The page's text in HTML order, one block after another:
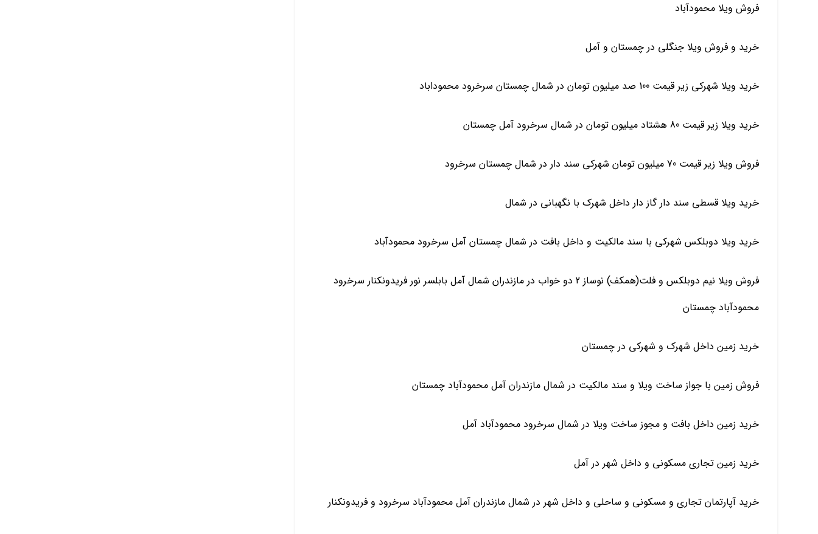
فروش ویلا محمودآباد
خرید و فروش ویلا جنگلی در چمستان و آمل
خرید ویلا شهرکی زیر قیمت 100 صد میلیون تومان در شمال چمستان سرخرود محموداباد
خرید ویلا زیر قیمت 80 هشتاد میلیون تومان در شمال سرخرود آمل چمستان
فروش ویلا زیر قیمت 70 میلیون تومان شهرکی سند دار در شمال چمستان سرخرود
خرید ویلا قسطی سند دار گاز دار داخل شهرک با نگهبانی در شمال
خرید ویلا دوبلکس شهرکی با سند مالکیت و داخل بافت در شمال چمستان آمل سرخرود محمودآباد
فروش ویلا نیم دوبلکس و فلت(همکف) نوساز 2 دو خواب در مازندران شمال آمل بابلسر نور فریدونکنار سرخرود
محمودآباد چمستان
خرید زمین داخل شهرک و شهرکی در چمستان
فروش زمین با جواز ساخت ویلا و سند مالکیت در شمال مازندران آمل محمودآباد چمستان
خرید زمین داخل بافت و مجوز ساخت ویلا در شمال سرخرود محمودآباد آمل
خرید زمین تجاری مسکونی و داخل شهر در آمل
خرید آپارتمان تجاری و مسکونی و ساحلی و داخل شهر در شمال مازندران آمل محمودآباد سرخرود و فریدونکنار